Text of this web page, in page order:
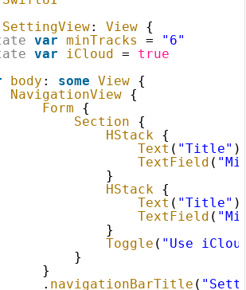
SettingView: View {
var minTracks =
"6"
var iCloud = true
body : some View {
NavigationView {
Form
{
Section
{
HStack {
Text ( "Title" )
TextField (
}
HStack {
Text ( "Title" )
TextField (
}
Toggle ( "Use
}
}
. navigationBarTitle (